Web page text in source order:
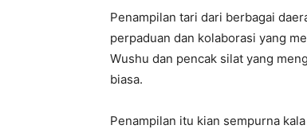
Penampilan tari dari berbagai
perpaduan dan kolaborasi yang
Wushu dan pencak silat yang
biasa.
Penampilan itu kian sempurna